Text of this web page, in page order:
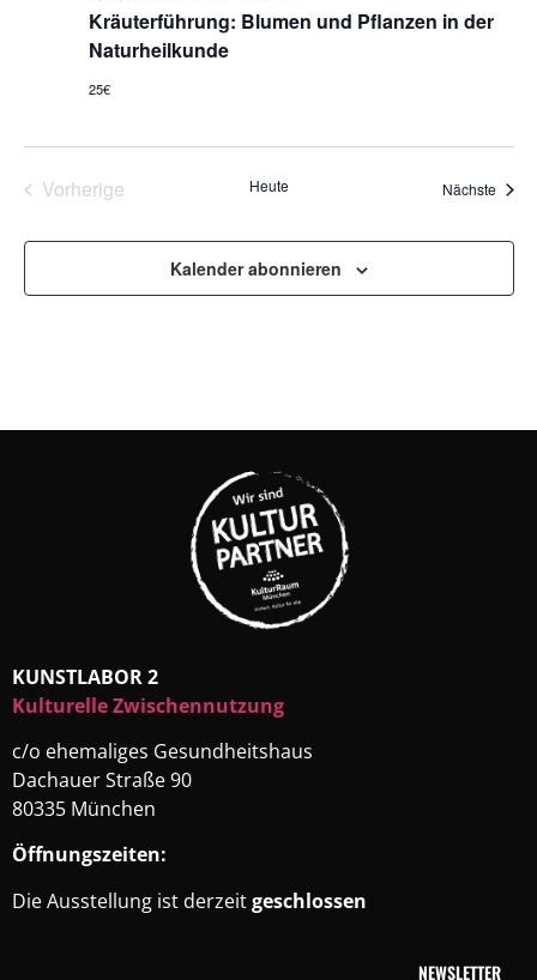
Kräuterführung: Blumen und Pflanzen in der
Naturheilkunde
25€
VorherigeVeranstaltungenHeute Nächste
Kalender abonnieren
KUNSTLABOR 2
Kulturelle Zwischennutzung
c/o ehemaliges Gesundheitshaus
Dachauer Straße 90
80335 München
Öffnungszeiten:
Die Ausstellung ist derzeitgeschlossen
NEWSLETTER